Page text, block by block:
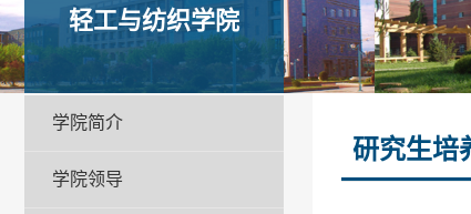
轻工与纺织学院
学院简介
学院领导
研究生培